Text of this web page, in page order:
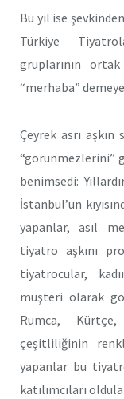
Bu yıl ise
Türkiye
gruplarının
“merhaba”
Çeyrek asrı aşkın
“görünmezlerini”
benimsedi:
İstanbul’un
yapanlar, asıl
tiyatro aşkını
tiyatrocular,
müşteri olarak
Rumca,
çeşitliliğinin
yapanlar bu
katılımcıları